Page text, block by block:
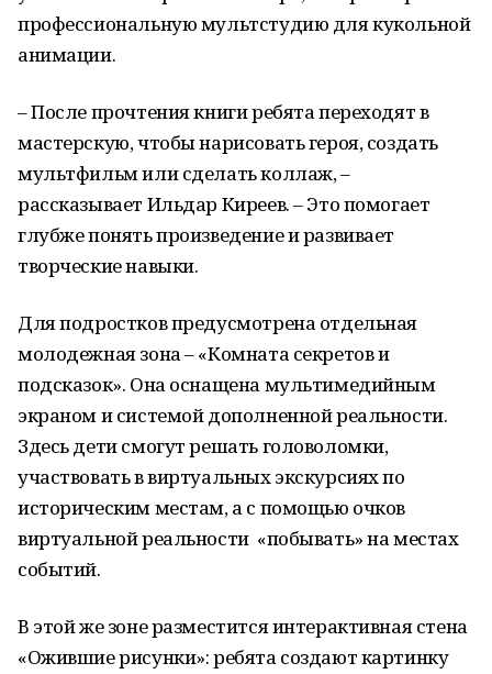
профессиональную мультстудию для кукольной
анимации.
– После прочтения книги ребята переходят в
мастерскую, чтобы нарисовать героя, создать
мультфильм или сделать коллаж, –
рассказывает Ильдар Киреев. – Это помогает
глубже понять произведение и развивает
творческие навыки.
Для подростков предусмотрена отдельная
молодежная зона – «Комната секретов и
подсказок». Она оснащена мультимедийным
экраном и системой дополненной реальности.
Здесь дети смогут решать головоломки,
участвовать в виртуальных экскурсиях по
историческим местам, а с помощью очков
виртуальной реальности «побывать» на местах
событий.
В этой же зоне разместится интерактивная стена
«Ожившие рисунки»: ребята создают картинку